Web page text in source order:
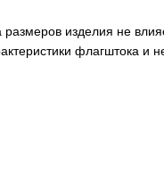
изделия не
флагштока и